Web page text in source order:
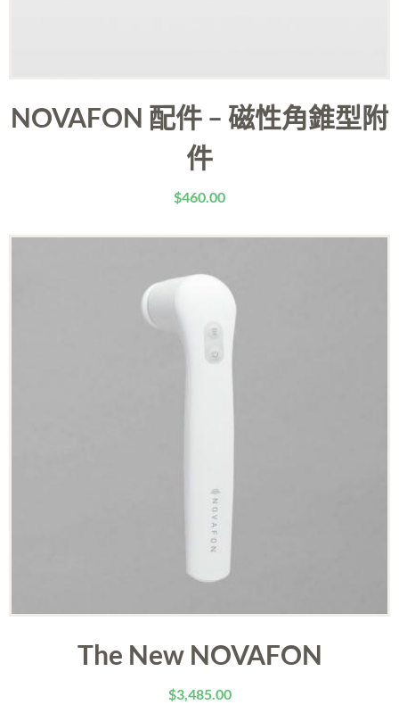
NOVAFON 配件 – 磁性角錐型附
件
$460.00
The New NOVAFON
$3,485.00